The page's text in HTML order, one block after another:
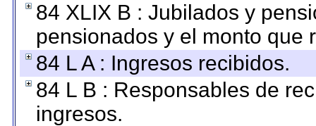
84 XLIX B : Jubilados y
pensionados y el monto que
84 L A : Ingresos recibidos.
84 L B : Responsables de
ingresos.